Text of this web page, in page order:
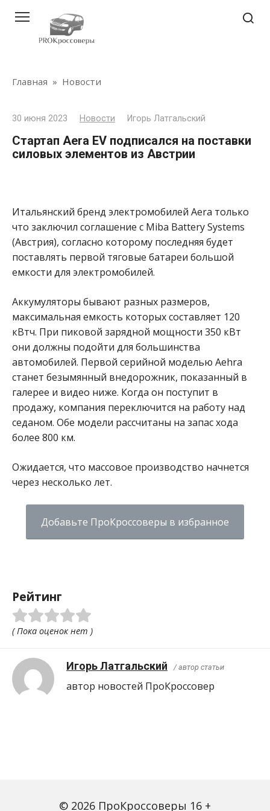
контенту
Главная » Новости
30 июня 2023 Новости Игорь Латгальский
Стартап Aera EV подписался на поставки
силовых элементов из Австрии
Итальянский бренд электромобилей Aera только
что заключил соглашение с Miba Battery Systems
(Австрия), согласно которому последняя будет
поставлять первой тяговые батареи большой
емкости для электромобилей.
Аккумуляторы бывают разных размеров,
максимальная емкость которых составляет 120
кВтч. При пиковой зарядной мощности 350 кВт
они должны подойти для большинства
автомобилей. Первой серийной моделью Aehra
станет безымянный внедорожник, показанный в
галерее и видео ниже. Когда он поступит в
продажу, компания переключится на работу над
седаном. Обе модели рассчитаны на запас хода
более 800 км.
Ожидается, что массовое производство начнется
через несколько лет.
Добавьте ПроКроссоверы в избранное
Рейтинг
( Пока оценок нет )
Игорь Латгальский / автор статьи
автор новостей ПроКроcсовер
© 2026 ПроКроссоверы 16 +